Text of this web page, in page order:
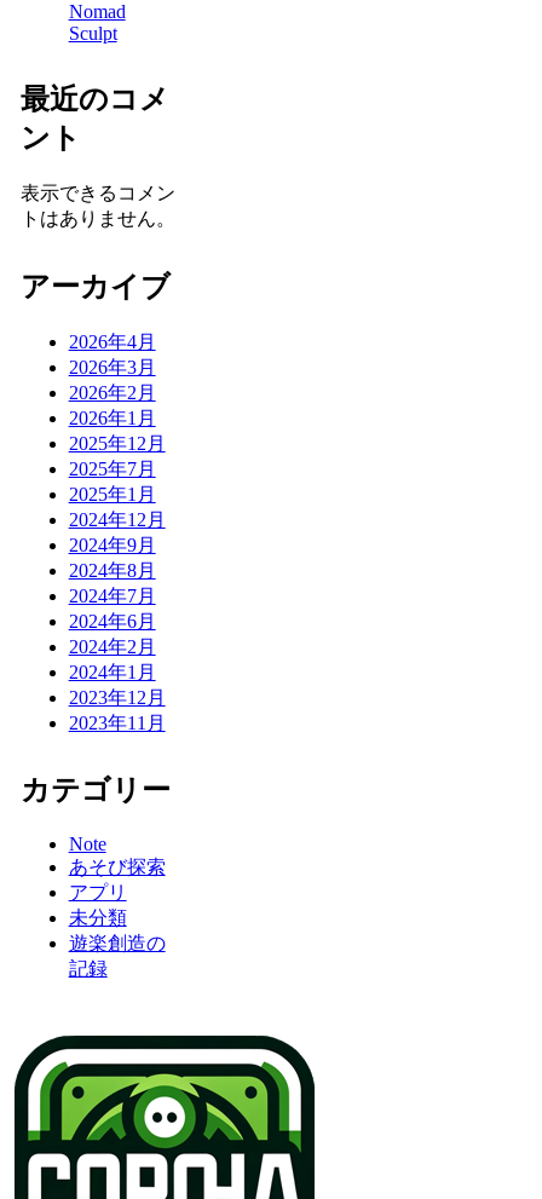
Nomad
Sculpt
最近のコメ
ント
表示できるコメン
トはありません。
アーカイブ
2026年4月
2026年3月
2026年2月
2026年1月
2025年12月
2025年7月
2025年1月
2024年12月
2024年9月
2024年8月
2024年7月
2024年6月
2024年2月
2024年1月
2023年12月
2023年11月
カテゴリー
Note
あそび探索
アプリ
未分類
遊楽創造の
記録